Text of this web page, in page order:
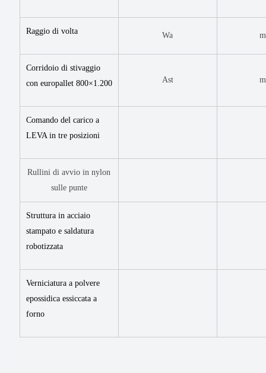
Raggio di volta Wa
Corridoio di stivaggio
con europallet 800×1.200
Ast
Comando del carico a
LEVA in tre posizioni
Rullini di avvio in nylon
sulle punte
Struttura in acciaio
stampato e saldatura
robotizzata
Verniciatura a polvere
epossidica essiccata a
forno